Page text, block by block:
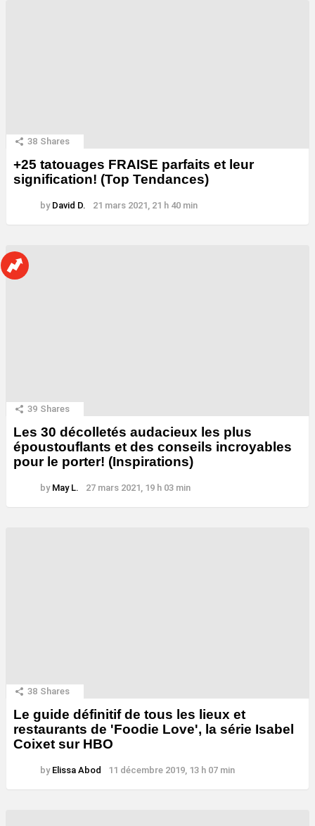
38 Shares
+25 tatouages ​​FRAISE parfaits et leur
signification! (Top Tendances)
by David D. 21 mars 2021, 21 h 40 min
39 Shares
Les 30 décolletés audacieux les plus
époustouflants et des conseils incroyables
pour le porter! (Inspirations)
by May L. 27 mars 2021, 19 h 03 min
38 Shares
Le guide définitif de tous les lieux et
restaurants de 'Foodie Love', la série Isabel
Coixet sur HBO
by Elissa Abod 11 décembre 2019, 13 h 07 min